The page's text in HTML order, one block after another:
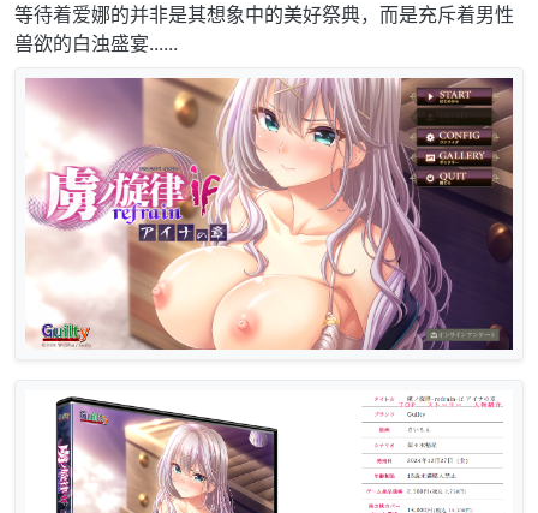
等待着爱娜的并非是其想象中的美好祭典，而是充斥着男性
兽欲的白浊盛宴......